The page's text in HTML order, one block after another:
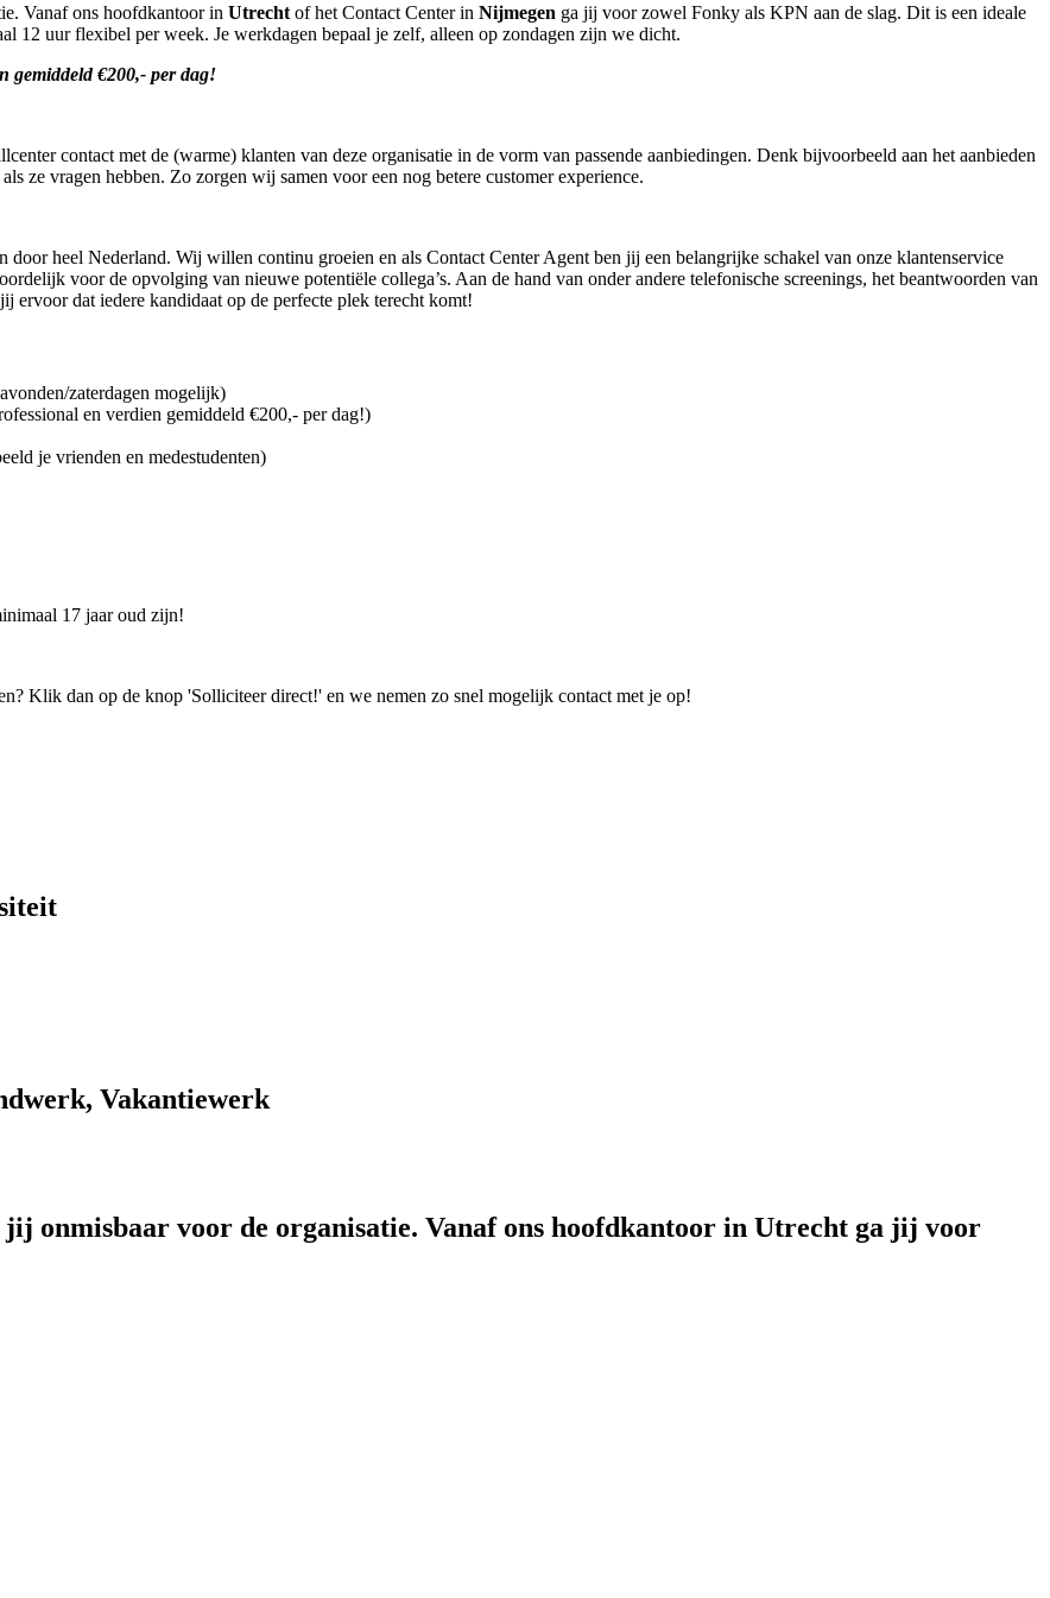
Vanaf ons hoofdkantoor in Utrecht of het Contact Center in Nijmegen ga jij voor zowel Fonky als KPN aan de slag. Dit is een ideale
12 uur flexibel per week. Je werkdagen bepaal je zelf, alleen op zondagen zijn we dicht.
gemiddeld €200,- per dag!
contact met de (warme) klanten van deze organisatie in de vorm van passende aanbiedingen. Denk bijvoorbeeld aan het aanbieden
ze vragen hebben. Zo zorgen wij samen voor een nog betere customer experience.
door heel Nederland. Wij willen continu groeien en als Contact Center Agent ben jij een belangrijke schakel van onze klantenservice
voor de opvolging van nieuwe potentiële collega’s. Aan de hand van onder andere telefonische screenings, het beantwoorden van
dat iedere kandidaat op de perfecte plek terecht komt!
zaterdagen mogelijk)
en verdien gemiddeld €200,- per dag!)
je vrienden en medestudenten)
17 jaar oud zijn!
Klik dan op de knop 'Solliciteer direct!' en we nemen zo snel mogelijk contact met je op!
Vakantiewerk
onmisbaar voor de organisatie. Vanaf ons hoofdkantoor in Utrecht ga jij voor